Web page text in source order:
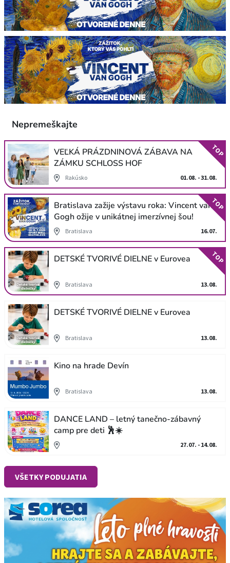
Nepremeškajte
VEĽKÁ PRÁZDNINOVÁ ZÁBAVA NA
ZÁMKU SCHLOSS HOF
Rakúsko 01.08. - 31.08.
TOP
Bratislava zažije výstavu roka: Vincent van
Gogh ožije v unikátnej imerzívnej šou!
Bratislava 16.07.
TOP
DETSKÉ TVORIVÉ DIELNE v Eurovea
Bratislava 13.08.
TOP
DETSKÉ TVORIVÉ DIELNE v Eurovea
Bratislava 13.08.
Kino na hrade Devín
Bratislava 13.08.
DANCE LAND – letný tanečno-zábavný
camp pre deti 🕺☀️
27.07. - 14.08.
VŠETKY PODUJATIA